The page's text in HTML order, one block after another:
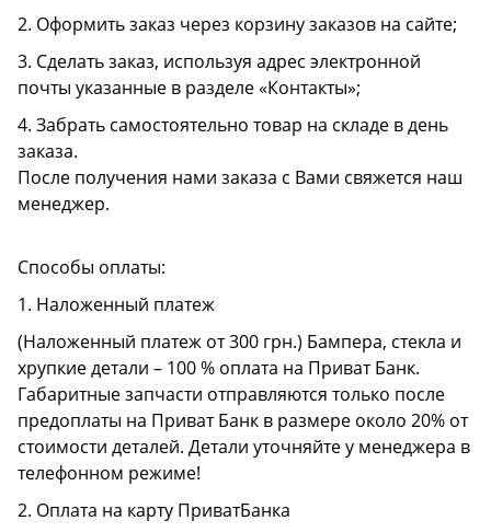
2. Оформить заказ через корзину заказов на сайте;
3. Сделать заказ, используя адрес электронной
почты указанные в разделе «Контакты»;
4. Забрать самостоятельно товар на складе в день
заказа.
После получения нами заказа с Вами свяжется наш
менеджер.
Способы оплаты:
1. Наложенный платеж
(Наложенный платеж от 300 грн.) Бампера, стекла и
хрупкие детали – 100 % оплата на Приват Банк.
Габаритные запчасти отправляются только после
предоплаты на Приват Банк в размере около 20% от
стоимости деталей. Детали уточняйте у менеджера в
телефонном режиме!
2. Оплата на карту ПриватБанка